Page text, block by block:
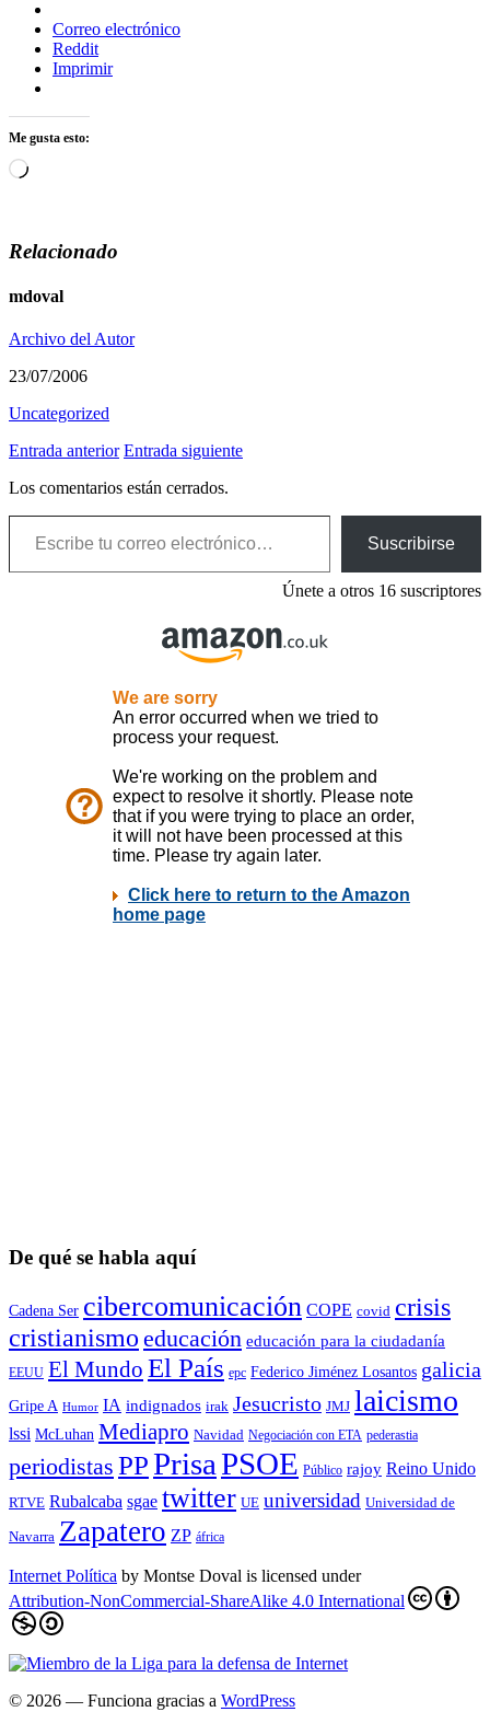
Correo electrónico
Reddit
Imprimir
Me gusta esto:
Cargando...
Relacionado
mdoval
Archivo del Autor
23/07/2006
Uncategorized
Entrada anterior Entrada siguiente
Los comentarios están cerrados.
Escribe tu correo electrónico…
Suscribirse
Únete a otros 16 suscriptores
De qué se habla aquí
Cadena Ser cibercomunicación COPE covid crisis
cristianismo educación educación para la ciudadaní­a
EEUU El Mundo El País epc Federico Jiménez Losantos galicia
Gripe A Humor IA indignados irak Jesucristo JMJ laicismo
lssi McLuhan Mediapro Navidad Negociación con ETA pederastia
periodistas PPPrisaPSOE Público rajoy Reino Unido
RTVE Rubalcaba sgae twitter UE universidad Universidad de
Navarra Zapatero ZP áfrica
Internet Política by Montse Doval is licensed under
Attribution-NonCommercial-ShareAlike 4.0 International
© 2026 — Funciona gracias a WordPress